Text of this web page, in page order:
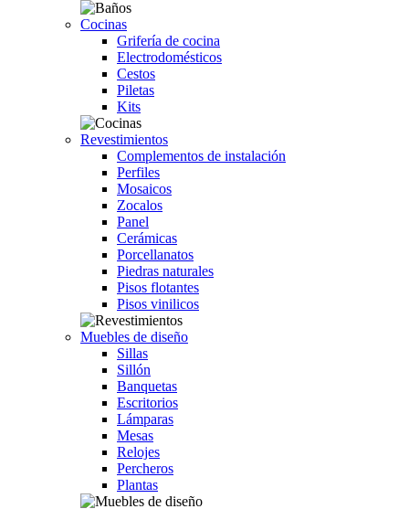
Cocinas
Grifería de cocina
Electrodomésticos
Cestos
Piletas
Kits
Revestimientos
Complementos de instalación
Perfiles
Mosaicos
Zocalos
Panel
Cerámicas
Porcellanatos
Piedras naturales
Pisos flotantes
Pisos vinilicos
Muebles de diseño
Sillas
Sillón
Banquetas
Escritorios
Lámparas
Mesas
Relojes
Percheros
Plantas